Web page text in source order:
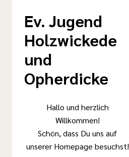
Ev. Jugend
Holzwickede
und
Opherdicke
Hallo und herzlich
Willkommen!
Schön, dass Du uns auf
unserer Homepage besuchst!